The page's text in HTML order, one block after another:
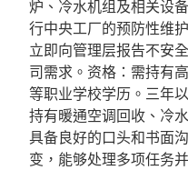
炉、冷水机组及相关设
行中央工厂的预防性维
立即向管理层报告不安
司需求。资格：需持有
等职业学校学历。三年
持有暖通空调回收、冷
具备良好的口头和书面
变，能够处理多项任务